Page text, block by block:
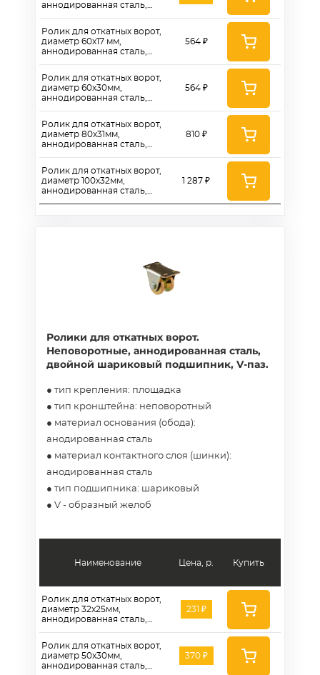
аннодированная сталь,
50x30
Ролик для откатных ворот,
диаметр 60x17 мм,
аннодированная сталь,
60x17
Ролик для откатных ворот,
диаметр 60x30мм,
аннодированная сталь,
60x30, U-паз - RAu 60x30
Ролик для откатных ворот,
диаметр 80x31мм,
аннодированная сталь,
80x31
Ролик для откатных ворот,
диаметр 100x32мм,
аннодированная сталь,
564 ₽
564 ₽
810 ₽
1 287 ₽
Ролики для откатных ворот.
Неповоротные, аннодированная сталь,
двойной шариковый подшипник, V-паз.
● тип крепления: площадка
● тип кронштейна: неповоротный
● материал основания (обода):
анодированная сталь
● материал контактного слоя (шинки):
анодированная сталь
● тип подшипника: шариковый
● V - образный желоб
Наименование
Ролик для откатных ворот,
диаметр 32x25мм,
аннодированная сталь,
32x25
Ролик для откатных ворот,
диаметр 50x30мм,
аннодированная сталь,
Цена, р.
231 ₽
370 ₽
Купить